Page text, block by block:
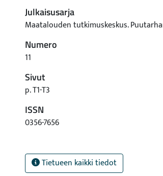
Julkaisusarja
Maatalouden tutkimuskeskus.
Numero
11
Sivut
p. T1-T3
ISSN
0356-7656
Tietueen kaikki tiedot